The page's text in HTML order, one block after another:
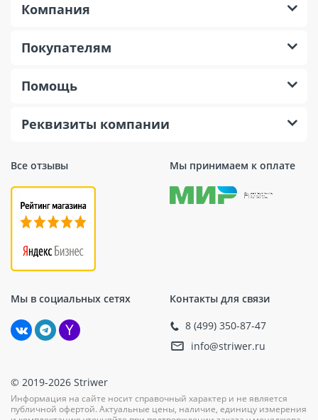
Все отзывы Мы принимаем к оплате
Мы в социальных сетях Контакты для связи
8 (499) 350-87-47
info@striwer.ru
Компания
Покупателям
Помощь
Реквизиты компании
© 2019-2026 Striwer
Информация на сайте носит справочный характер и не является
публичной офертой. Актуальные цены, наличие, единицу измерения